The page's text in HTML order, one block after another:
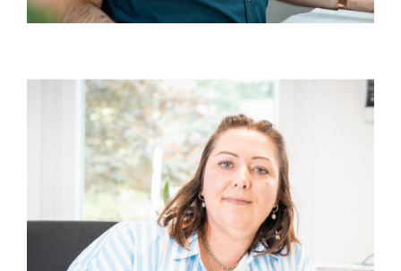
ZNAJDŹ PRACĘ